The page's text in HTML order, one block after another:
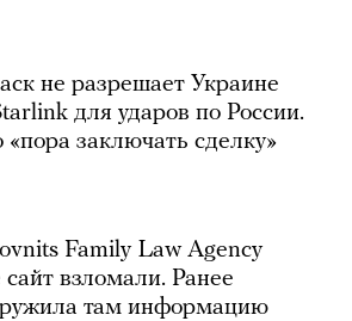
не разрешает Украине
для ударов по России.
«пора заключать сделку»
Family Law Agency
сайт взломали. Ранее
там информацию